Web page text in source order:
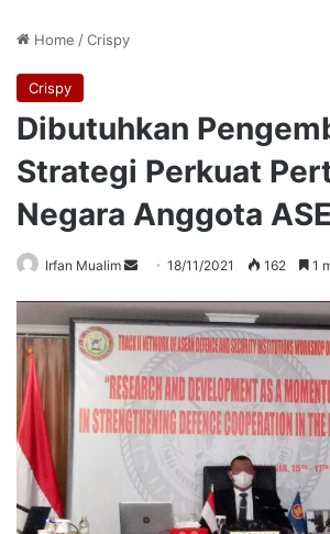
Home /Crispy
Crispy
Dibutuhkan
Strategi Perkuat
Negara Anggota
Irfan Mualim
Send
email
18/11/2021 162 1